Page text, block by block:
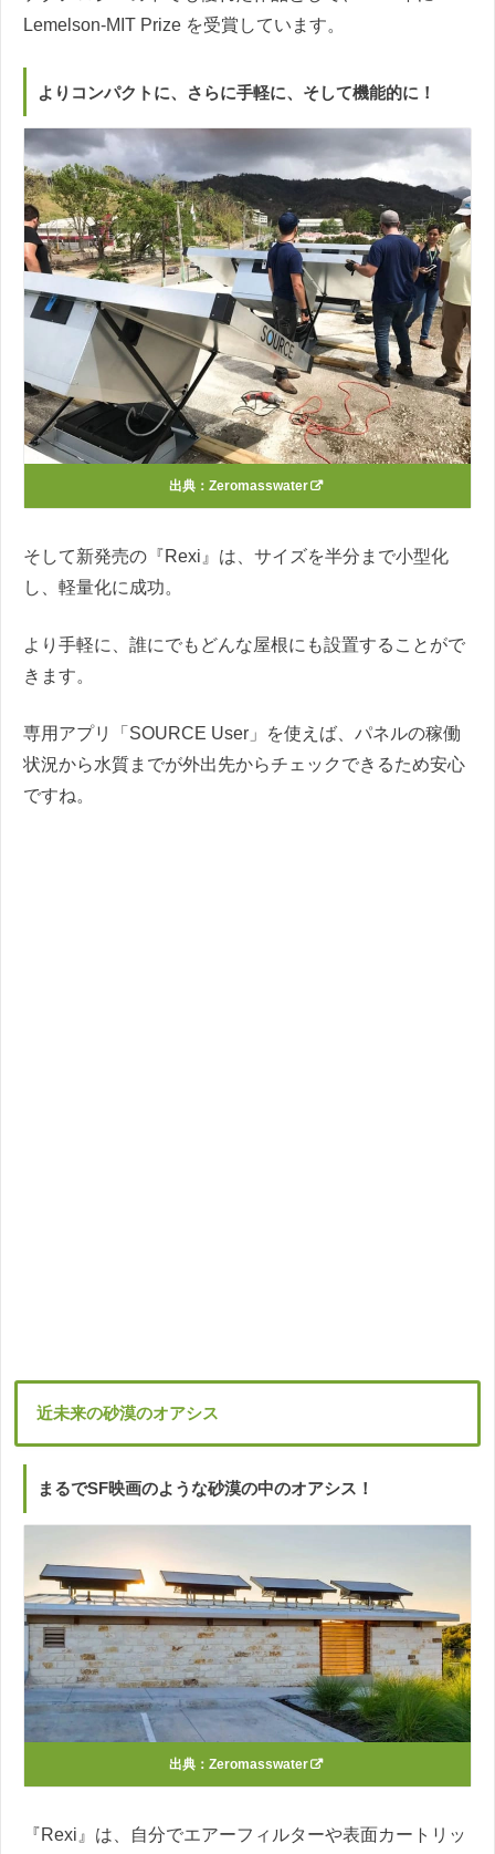
Lemelson-MIT Prize を受賞しています。
よりコンパクトに、さらに手軽に、そして機能的に！
出典： Zeromasswater
そして新発売の『Rexi』は、サイズを半分まで小型化
し、軽量化に成功。
より手軽に、誰にでもどんな屋根にも設置することがで
きます。
専用アプリ「SOURCE User」を使えば、パネルの稼働
状況から水質までが外出先からチェックできるため安心
ですね。
近未来の砂漠のオアシス
まるでSF映画のような砂漠の中のオアシス！
出典： Zeromasswater
『Rexi』は、自分でエアーフィルターや表面カートリッ